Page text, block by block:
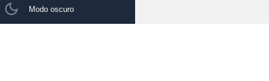
Modo oscuro